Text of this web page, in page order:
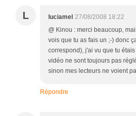
L luciamel 27/08/2008 18:22
@ Kinou : merci beaucoup,
vois que tu as fais un ;-) donc
correspond), j'ai vu que tu
vidéo ne sont toujours pas
sinon mes lecteurs ne voient
Répondre